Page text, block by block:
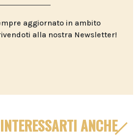
aggiornato in ambito
alla nostra Newsletter!
ANCHE